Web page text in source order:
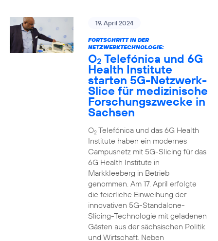
19. April 2024
FORTSCHRITT IN DER
NETZWERKTECHNOLOGIE:
O2 Telefónica und 6G
Health Institute
starten 5G-Netzwerk-
Slice für medizinische
Forschungszwecke in
Sachsen
O2Telefónica und das 6G Health
Institute haben ein modernes
Campusnetz mit 5G-Slicing für das
6G Health Institute in
Markkleeberg in Betrieb
genommen. Am 17. April erfolgte
die feierliche Einweihung der
innovativen 5G-Standalone-
Slicing-Technologie mit geladenen
Gästen aus der sächsischen Politik
und Wirtschaft. Neben